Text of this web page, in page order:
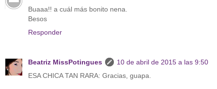
Buaaa!! a cuál más bonito nena.
Besos
Responder
Beatriz MissPotingues
10 de abril de 2015 a las 9:50
ESA CHICA TAN RARA: Gracias, guapa.